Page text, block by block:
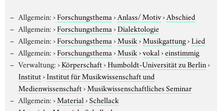
Allgemein:›Forschungsthema›Anlass/ Motiv›Abschied
Allgemein:›Forschungsthema›Dialektologie
Allgemein:›Forschungsthema›Musik›Musikgattung›Lied
Allgemein:›Forschungsthema›Musik›vokal›einstimmig
Verwaltung:›Körperschaft›Humboldt-Universität zu Berlin›
Institut›Institut für Musikwissenschaft und
Medienwissenschaft›Musikwissenschaftliches Seminar
Allgemein:›Material›Schellack